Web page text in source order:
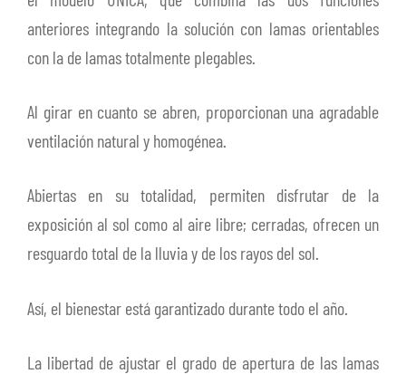
anteriores integrando la solución con lamas orientables
con la de lamas totalmente plegables.
Al girar en cuanto se abren, proporcionan una agradable
ventilación natural y homogénea.
Abiertas en su totalidad, permiten disfrutar de la
exposición al sol como al aire libre; cerradas, ofrecen un
resguardo total de la lluvia y de los rayos del sol.
Así, el bienestar está garantizado durante todo el año.
La libertad de ajustar el grado de apertura de las lamas